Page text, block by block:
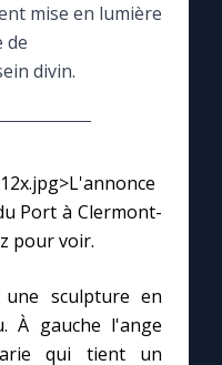
mise en lumière
de
divin.
Port à Clermont-
pour voir.
sculpture en
À gauche l'ange
qui tient un